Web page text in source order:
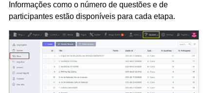
Informações como o número de questões e de
participantes estão disponíveis para cada etapa.